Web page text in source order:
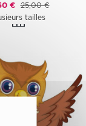
€ 25,00 €
tailles